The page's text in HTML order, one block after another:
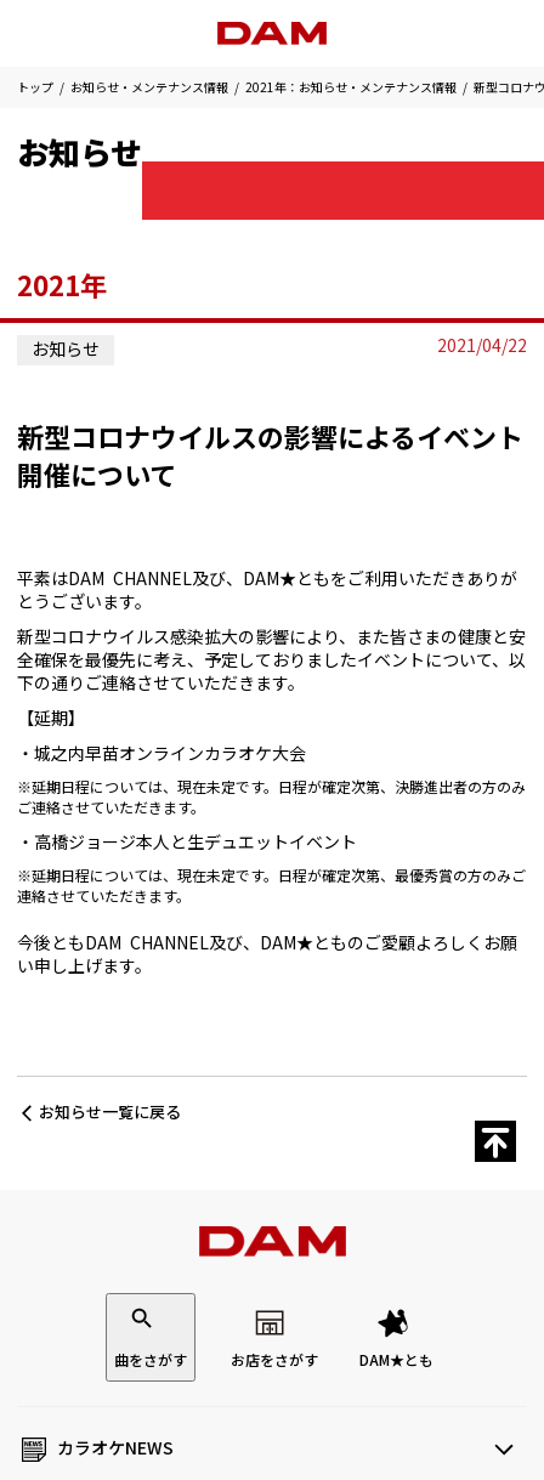
トップ お知らせ・メンテナンス情報 2021年：お知らせ・メンテナンス情報 新型コロナ
お知らせ
2021年
お知らせ 2021/04/22
新型コロナウイルスの影響によるイベント
開催について
平素はDAM CHANNEL及び、DAM★ともをご利用いただきありが
とうございます。
新型コロナウイルス感染拡大の影響により、また皆さまの健康と安
全確保を最優先に考え、予定しておりましたイベントについて、以
下の通りご連絡させていただきます。
【延期】
城之内早苗オンラインカラオケ大会
※延期日程については、現在未定です。日程が確定次第、決勝進出者の方のみ
ご連絡させていただきます。
高橋ジョージ本人と生デュエットイベント
※延期日程については、現在未定です。日程が確定次第、最優秀賞の方のみご
連絡させていただきます。
今後ともDAM CHANNEL及び、DAM★とものご愛顧よろしくお願
い申し上げます。
お知らせ一覧に戻る
曲をさがす お店をさがす DAM★とも
カラオケNEWS